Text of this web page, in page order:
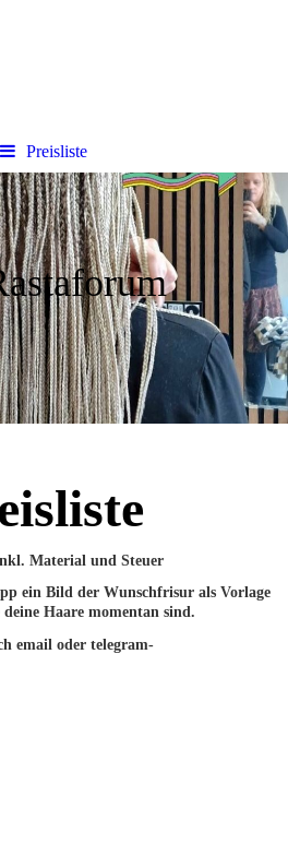
Preisliste
Material und Steuer
ein Bild der Wunschfrisur als Vorlage
Haare momentan sind.
email oder telegram-